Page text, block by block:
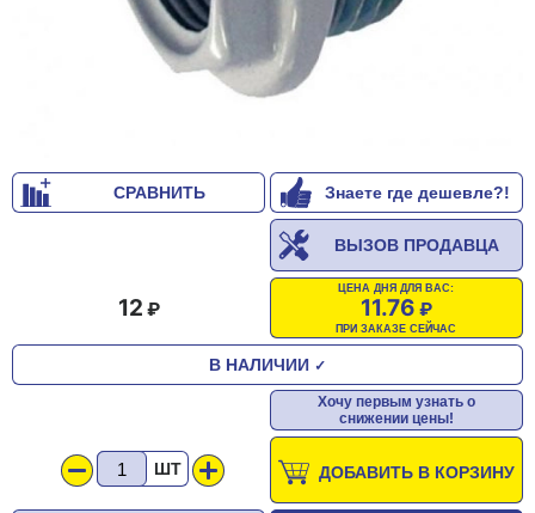
СРАВНИТЬ Знаете где дешевле?!
ВЫЗОВ ПРОДАВЦА
ЦЕНА ДНЯ ДЛЯ ВАС:
11.76
ПРИ ЗАКАЗЕ СЕЙЧАС
12
В НАЛИЧИИ ✓
Хочу первым узнать о
снижении цены!
ШТ ДОБАВИТЬ В КОРЗИНУ